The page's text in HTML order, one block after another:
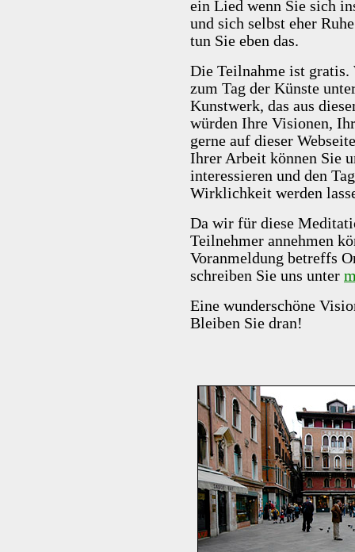
ein Lied wenn Sie sich
und sich selbst eher
tun Sie eben das.
Die Teilnahme ist gratis.
zum Tag der Künste
Kunstwerk, das aus
würden Ihre Visionen,
gerne auf dieser
Ihrer Arbeit können Sie
interessieren und den
Wirklichkeit werden
Da wir für diese
Teilnehmer annehmen
Voranmeldung betreffs
schreiben Sie uns unter
Eine wunderschöne
Bleiben Sie dran!